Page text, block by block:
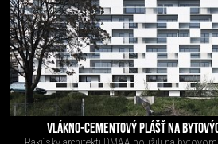
VLÁKNO-CEMENTOVÝ PLÁŠŤ NA